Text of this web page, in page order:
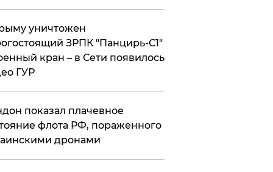
уничтожен
ЗРПК "Панцирь-С1"
кран – в Сети появилось
ГУР
показал плачевное
флота РФ, пораженного
дронами